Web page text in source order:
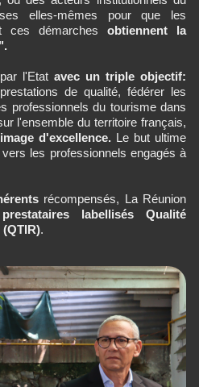
elles-mêmes pour que les
ces démarches obtiennent la
l'Etat avec un triple objectif:
de qualité, fédérer les
professionnels du tourisme dans
l'ensemble du territoire français,
d'excellence.Le but ultime
les professionnels engagés à
récompensés, La Réunion
labellisés Qualité
.